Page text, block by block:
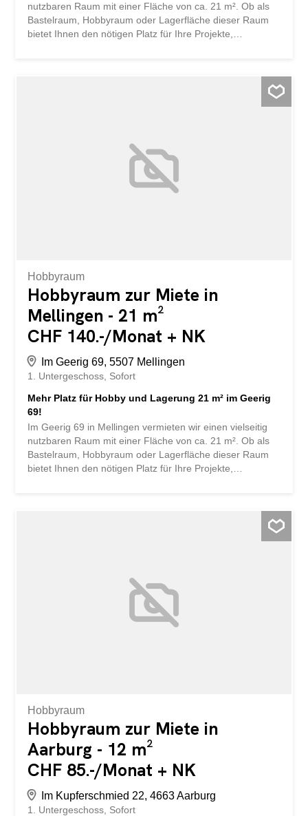
nutzbaren Raum mit einer Fläche von ca. 21 m². Ob als
Bastelraum, Hobbyraum oder Lagerfläche dieser Raum
bietet Ihnen den nötigen Platz für Ihre Projekte,
erreichbarer Standort in Mellingen - Praktische Lösung für
Sie Gegenstände sicher und unkompliziert auslagern.
Haben wir Ihr Interesse geweckt? Für weitere
Informationen oder die Vereinbarung eines
Besichtigungstermins können Sie uns unter der Nummer
Hobbyraum
Hobbyraum zur Miete in
Mellingen - 21 m²
CHF 140.-/Monat + NK
Im Geerig 69, 5507 Mellingen
1. Untergeschoss Sofort
Mehr Platz für Hobby und Lagerung 21 m² im Geerig
69!
Im Geerig 69 in Mellingen vermieten wir einen vielseitig
nutzbaren Raum mit einer Fläche von ca. 21 m². Ob als
Bastelraum, Hobbyraum oder Lagerfläche dieser Raum
bietet Ihnen den nötigen Platz für Ihre Projekte,
erreichbarer Standort in Mellingen - Praktische Lösung für
Sie Gegenstände sicher und unkompliziert auslagern.
Haben wir Ihr Interesse geweckt? Für weitere
Informationen oder die Vereinbarung eines
Besichtigungstermins können Sie uns unter der Nummer
Hobbyraum
Hobbyraum zur Miete in
Aarburg - 12 m²
CHF 85.-/Monat + NK
Im Kupferschmied 22, 4663 Aarburg
1. Untergeschoss Sofort